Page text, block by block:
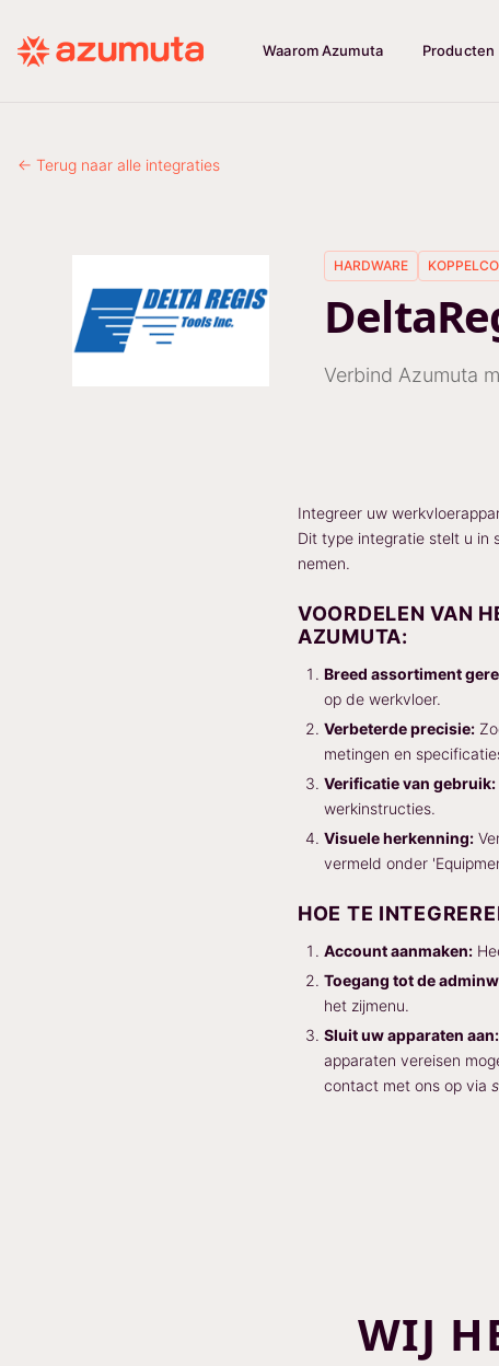
Waarom Azumuta Producten
← Terug naar alle integraties
HARDWARE
Verbind Azumuta
Integreer uw
Dit type integratie stelt u in
nemen.
VOORDELEN VAN
AZUMUTA:
Breed assortiment
op de werkvloer.
Verbeterde precisie:
metingen en
Verificatie van gebruik:
werkinstructies.
Visuele herkenning:
vermeld onder
HOE TE
Account aanmaken:
Toegang tot de
het zijmenu.
Sluit uw apparaten aan:
apparaten vereisen
contact met ons op via
WIJ